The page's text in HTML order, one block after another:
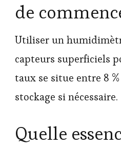
de
Utiliser un
capteurs superficiels
taux se situe entre 8
stockage si nécessaire.
Quelle